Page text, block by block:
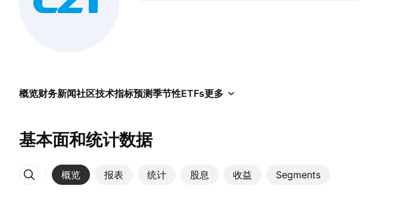
概览财务新闻社区技术指标预测季节性ETFs更多
基本面和统计数据
概览 报表 统计 股息 收益 Segments
更多